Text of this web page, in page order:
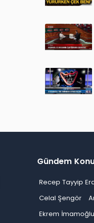
Gündem
Recep Tayyip
Celal Şengör
Ekrem İmamoğlu